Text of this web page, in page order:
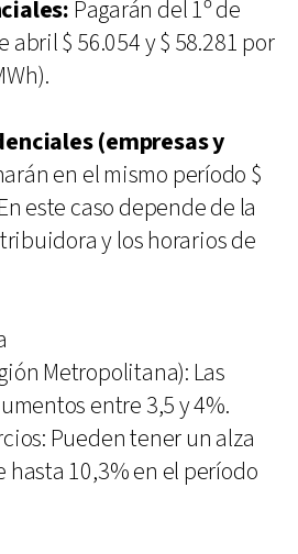
Pagarán del 1º de
abril $ 56.054 y $ 58.281 por
(empresas y
en el mismo período $
este caso depende de la
y los horarios de
Metropolitana): Las
entre 3,5 y 4%.
Pueden tener un alza
hasta 10,3% en el período